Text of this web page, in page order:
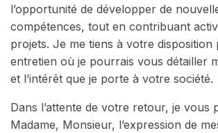
l’opportunité de développer de
compétences, tout en contribuant
projets. Je me tiens à votre disposition
entretien où je pourrais vous détailler
et l’intérêt que je porte à votre société.
Dans l’attente de votre retour, je vous
Madame, Monsieur, l’expression de